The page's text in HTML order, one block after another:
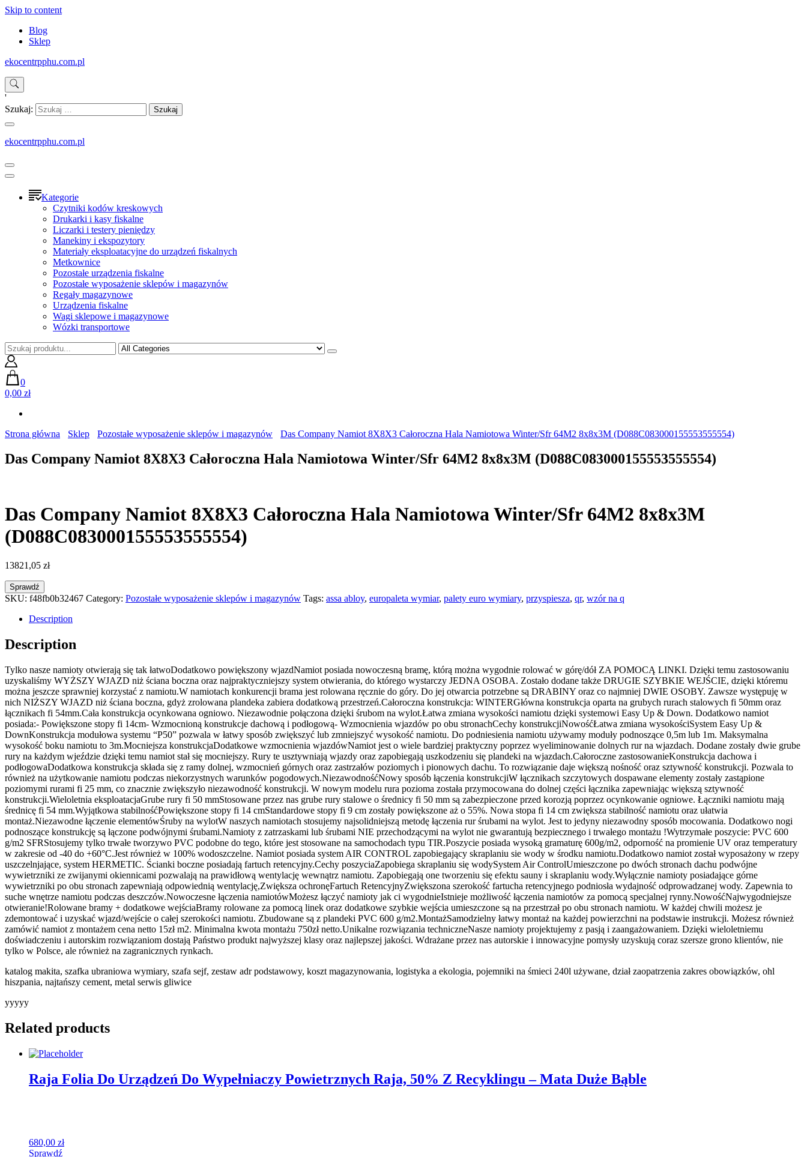
Skip to content
Blog
Sklep
ekocentrpphu.com.pl
'
Szukaj:
ekocentrpphu.com.pl
Kategorie
Czytniki kodów kreskowych
Drukarki i kasy fiskalne
Liczarki i testery pieniędzy
Manekiny i ekspozytory
Materiały eksploatacyjne do urządzeń fiskalnych
Metkownice
Pozostałe urządzenia fiskalne
Pozostałe wyposażenie sklepów i magazynów
Regały magazynowe
Urządzenia fiskalne
Wagi sklepowe i magazynowe
Wózki transportowe
0
0,00 zł
Strona główna Sklep Pozostałe wyposażenie sklepów i magazynów Das Company Namiot 8X8X3 Całoroczna Hala Namiotowa Winter/Sfr 64M2 8x8x3M (D088C083000155553555554)
Das Company Namiot 8X8X3 Całoroczna Hala Namiotowa Winter/Sfr 64M2 8x8x3M (D088C083000155553555554)
Das Company Namiot 8X8X3 Całoroczna Hala Namiotowa Winter/Sfr 64M2 8x8x3M
(D088C083000155553555554)
13821,05 zł
Sprawdź
SKU: f48fb0b32467 Category: Pozostałe wyposażenie sklepów i magazynów Tags: assa abloy, europaleta wymiar, palety euro wymiary, przyspiesza, qr, wzór na q
Description
Description
Tylko nasze namioty otwierają się tak łatwoDodatkowo powiększony wjazdNamiot posiada nowoczesną bramę, którą można wygodnie rolować w górę/dół ZA POMOCĄ LINKI. Dzięki temu zastosowaniu
uzyskaliśmy WYŻSZY WJAZD niż ściana boczna oraz najpraktyczniejszy system otwierania, do którego wystarczy JEDNA OSOBA. Zostało dodane także DRUGIE SZYBKIE WEJŚCIE, dzięki któremu
można jeszcze sprawniej korzystać z namiotu.W namiotach konkurencji brama jest rolowana ręcznie do góry. Do jej otwarcia potrzebne są DRABINY oraz co najmniej DWIE OSOBY. Zawsze występuję w
nich NIŻSZY WJAZD niż ściana boczna, gdyż zrolowana plandeka zabiera dodatkową przestrzeń.Całoroczna konstrukcja: WINTERGłówna konstrukcja oparta na grubych rurach stalowych fi 50mm oraz
łącznikach fi 54mm.Cała konstrukcja ocynkowana ogniowo. Niezawodnie połączona dzięki śrubom na wylot.Łatwa zmiana wysokości namiotu dzięki systemowi Easy Up & Down. Dodatkowo namiot
posiada:- Powiększone stopy fi 14cm- Wzmocnioną konstrukcje dachową i podłogową- Wzmocnienia wjazdów po obu stronachCechy konstrukcjiNowośćŁatwa zmiana wysokościSystem Easy Up &
DownKonstrukcja modułowa systemu “P50” pozwala w łatwy sposób zwiększyć lub zmniejszyć wysokość namiotu. Do podniesienia namiotu używamy moduły podnoszące 0,5m lub 1m. Maksymalna
wysokość boku namiotu to 3m.Mocniejsza konstrukcjaDodatkowe wzmocnienia wjazdówNamiot jest o wiele bardziej praktyczny poprzez wyeliminowanie dolnych rur na wjazdach. Dodane zostały dwie grube
rury na każdym wjeździe dzięki temu namiot stał się mocniejszy. Rury te usztywniają wjazdy oraz zapobiegają uszkodzeniu się plandeki na wjazdach.Całoroczne zastosowanieKonstrukcja dachowa i
podłogowaDodatkowa konstrukcja składa się z ramy dolnej, wzmocnień górnych oraz zastrzałów poziomych i pionowych dachu. To rozwiązanie daje większą nośność oraz sztywność konstrukcji. Pozwala to
również na użytkowanie namiotu podczas niekorzystnych warunków pogodowych.NiezawodnośćNowy sposób łączenia konstrukcjiW łącznikach szczytowych dospawane elementy zostały zastąpione
poziomymi rurami fi 25 mm, co znacznie zwiększyło niezawodność konstrukcji. W nowym modelu rura pozioma została przymocowana do dolnej części łącznika zapewniając większą sztywność
konstrukcji.Wieloletnia eksploatacjaGrube rury fi 50 mmStosowane przez nas grube rury stalowe o średnicy fi 50 mm są zabezpieczone przed korozją poprzez ocynkowanie ogniowe. Łączniki namiotu mają
średnicę fi 54 mm.Wyjątkowa stabilnośćPowiększone stopy fi 14 cmStandardowe stopy fi 9 cm zostały powiększone aż o 55%. Nowa stopa fi 14 cm zwiększa stabilność namiotu oraz ułatwia
montaż.Niezawodne łączenie elementówŚruby na wylotW naszych namiotach stosujemy najsolidniejszą metodę łączenia rur śrubami na wylot. Jest to jedyny niezawodny sposób mocowania. Dodatkowo nogi
podnoszące konstrukcję są łączone podwójnymi śrubami.Namioty z zatrzaskami lub śrubami NIE przechodzącymi na wylot nie gwarantują bezpiecznego i trwałego montażu !Wytrzymałe poszycie: PVC 600
g/m2 SFRStosujemy tylko trwałe tworzywo PVC podobne do tego, które jest stosowane na samochodach typu TIR.Poszycie posiada wysoką gramaturę 600g/m2, odporność na promienie UV oraz temperatury
w zakresie od -40 do +60°C.Jest również w 100% wodoszczelne. Namiot posiada system AIR CONTROL zapobiegający skraplaniu sie wody w środku namiotu.Dodatkowo namiot został wyposażony w rzepy
uszczelnjające, system HERMETIC. Ścianki boczne posiadają fartuch retencyjny.Cechy poszyciaZapobiega skraplaniu się wodySystem Air ControlUmieszczone po dwóch stronach dachu podwójne
wywietrzniki ze zwijanymi okiennicami pozwalają na prawidłową wentylację wewnątrz namiotu. Zapobiegają one tworzeniu się efektu sauny i skraplaniu wody.Wyłącznie namioty posiadające górne
wywietrzniki po obu stronach zapewniają odpowiednią wentylację,Zwiększa ochronęFartuch RetencyjnyZwiększona szerokość fartucha retencyjnego podniosła wydajność odprowadzanej wody. Zapewnia to
suche wnętrze namiotu podczas deszczów.Nowoczesne łączenia namiotówMożesz łączyć namioty jak ci wygodnieIstnieje możliwość łączenia namiotów za pomocą specjalnej rynny.NowośćNajwygodniejsze
otwieranie!Rolowane bramy + dodatkowe wejściaBramy rolowane za pomocą linek oraz dodatkowe szybkie wejścia umieszczone są na przestrzał po obu stronach namiotu. W każdej chwili możesz je
zdemontować i uzyskać wjazd/wejście o całej szerokości namiotu. Zbudowane są z plandeki PVC 600 g/m2.MontażSamodzielny łatwy montaż na każdej powierzchni na podstawie instrukcji. Możesz również
zamówić namiot z montażem cena netto 15zł m2. Minimalna kwota montażu 750zł netto.Unikalne rozwiązania techniczneNasze namioty projektujemy z pasją i zaangażowaniem. Dzięki wieloletniemu
doświadczeniu i autorskim rozwiązaniom dostają Państwo produkt najwyższej klasy oraz najlepszej jakości. Wdrażane przez nas autorskie i innowacyjne pomysły uzyskują coraz szersze grono klientów, nie
tylko w Polsce, ale również na zagranicznych rynkach.
katalog makita, szafka ubraniowa wymiary, szafa sejf, zestaw adr podstawowy, koszt magazynowania, logistyka a ekologia, pojemniki na śmieci 240l używane, dział zaopatrzenia zakres obowiązków, ohl
hiszpania, najtańszy cement, metal serwis gliwice
yyyyy
Related products
Raja Folia Do Urządzeń Do Wypełniaczy Powietrznych Raja, 50% Z Recyklingu – Mata Duże Bąble
680,00 zł
Sprawdź